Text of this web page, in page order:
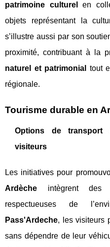
patrimoine culturel
en
objets représentant la
s’illustre aussi par son
proximité, contribuant à la
naturel et patrimonial
tout
régionale.
Tourisme durable en
Options de transport
visiteurs
Les initiatives pour
Ardèche intègrent des
respectueuses de
Pass'Ardeche, les visiteurs
sans dépendre de leur